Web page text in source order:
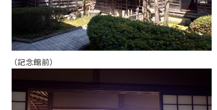
（記念館前）